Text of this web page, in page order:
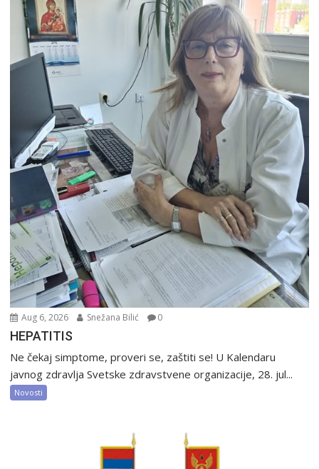
Aug 6, 2026 Snežana Bilić 0
HEPATITIS
Ne čekaj simptome, proveri se, zaštiti se! U Kalendaru
javnog zdravlja Svetske zdravstvene organizacije, 28. jul...
Novosti